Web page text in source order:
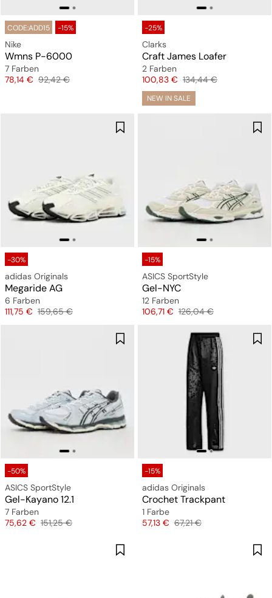
CODE:ADD15 -15%
Nike
Wmns P-6000
7 Farben
Preis
78,14 € Originalpreis
92,42 €
-25%
Clarks
Craft James Loafer
2 Farben
Preis
100,83 € Originalpreis
134,44 €
NEW IN SALE
-30%
adidas Originals
Megaride AG
6 Farben
Preis
111,75 € Originalpreis
159,65 €
-15%
ASICS SportStyle
Gel-NYC
12 Farben
Preis
106,71 € Originalpreis
126,04 €
-50%
ASICS SportStyle
Gel-Kayano 12.1
7 Farben
Preis
75,62 € Originalpreis
151,25 €
-15%
adidas Originals
Crochet Trackpant
1 Farbe
Preis
57,13 € Originalpreis
67,21 €